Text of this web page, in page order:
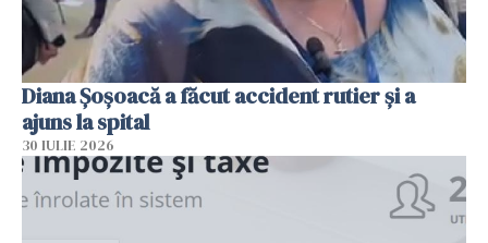
Diana Șoșoacă a făcut accident rutier și a
ajuns la spital
30 IULIE 2026